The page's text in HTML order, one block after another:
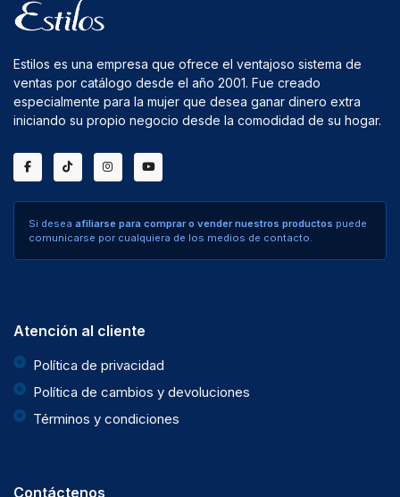
Estilos es una empresa que ofrece el ventajoso sistema de
ventas por catálogo desde el año 2001. Fue creado
especialmente para la mujer que desea ganar dinero extra
iniciando su propio negocio desde la comodidad de su hogar.
Si desea afiliarse para comprar o vender nuestros productos puede
comunicarse por cualquiera de los medios de contacto.
Atención al cliente
Política de privacidad
Política de cambios y devoluciones
Términos y condiciones
Contáctenos